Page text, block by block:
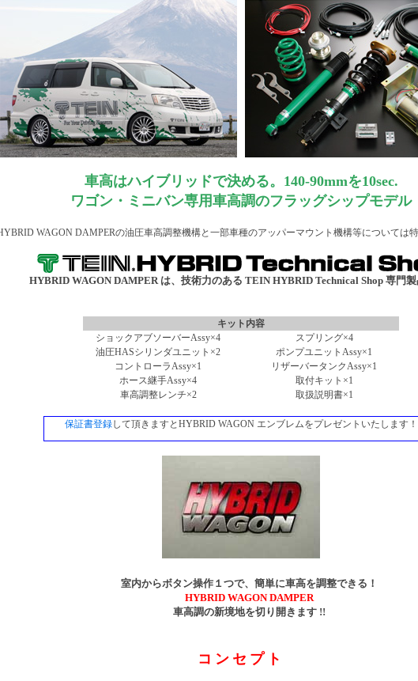
車高はハイブリッドで決める。140-90mmを10sec.
ワゴン・ミニバン専用車高調のフラッグシップモデル
WAGON DAMPERの油圧車高調整機構と一部車種のアッパーマウント機構等については特
HYBRID WAGON DAMPER は、技術力のある TEIN HYBRID Technical Shop 専門製
キット内容
ショックアブソーバーAssy×4
油圧HASシリンダユニット×2
コントローラAssy×1
ホース継手Assy×4
車高調整レンチ×2
スプリング×4
ポンプユニットAssy×1
リザーバータンクAssy×1
取付キット×1
取扱説明書×1
保証書登録して頂きますとHYBRID WAGON エンブレムをプレゼントいたします！
室内からボタン操作１つで、簡単に車高を調整できる！
HYBRID WAGON DAMPER
車高調の新境地を切り開きます !!
コンセプト